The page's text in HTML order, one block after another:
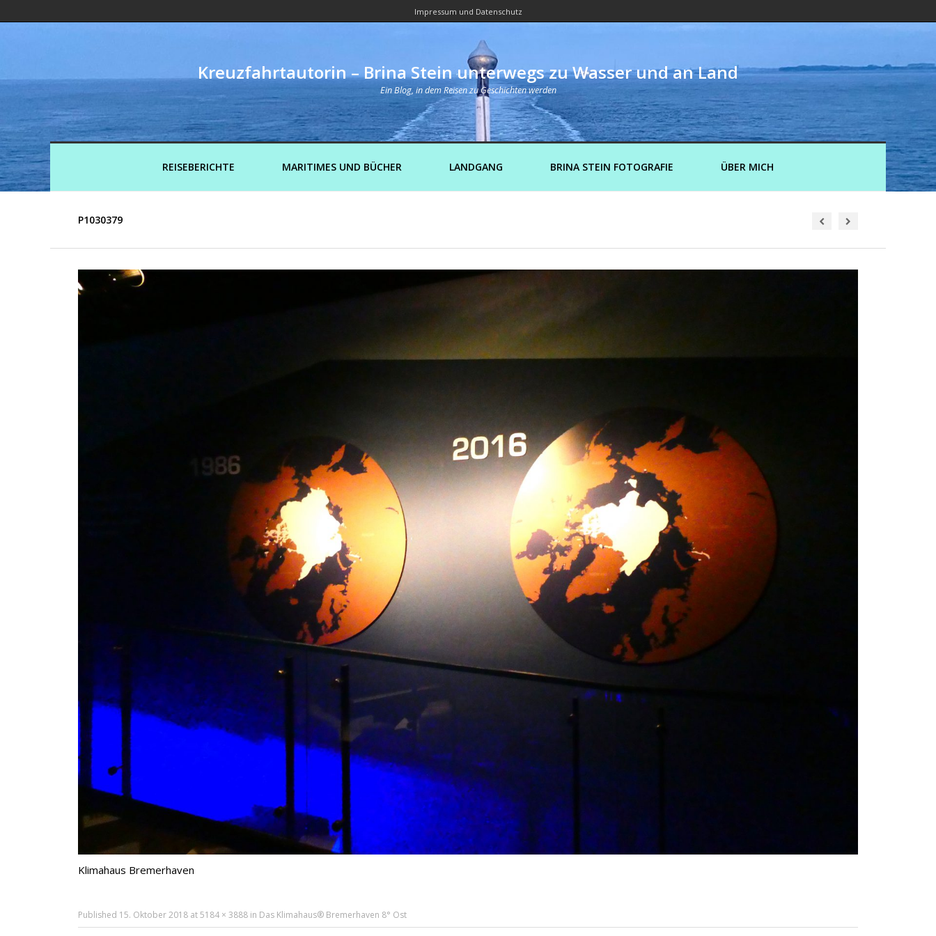
Impressum und Datenschutz
Kreuzfahrtautorin – Brina Stein unterwegs zu Wasser und an Land
Ein Blog, in dem Reisen zu Geschichten werden
REISEBERICHTE MARITIMES UND BÜCHER LANDGANG BRINA STEIN FOTOGRAFIE ÜBER MICH
P1030379
Klimahaus Bremerhaven
Published 15. Oktober 2018 at5184 × 3888 in Das Klimahaus® Bremerhaven 8° Ost